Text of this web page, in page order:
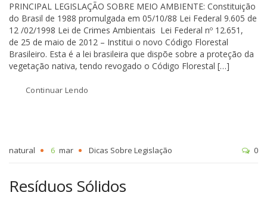
PRINCIPAL LEGISLAÇÃO SOBRE MEIO AMBIENTE: Constituição
do Brasil de 1988 promulgada em 05/10/88 Lei Federal 9.605 de
12 /02/1998 Lei de Crimes Ambientais Lei Federal nº 12.651,
de 25 de maio de 2012 – Institui o novo Código Florestal
Brasileiro. Esta é a lei brasileira que dispõe sobre a proteção da
vegetação nativa, tendo revogado o Código Florestal […]
Continuar Lendo
natural 6 mar Dicas Sobre Legislação 0
Resíduos Sólidos